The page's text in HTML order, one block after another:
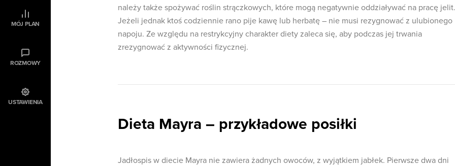
MÓJ PLAN
ROZMOWY
USTAWIENIA
należy także spożywać roślin strączkowych, które mogą negatywnie oddziaływać na pracę jelit.
Jeżeli jednak ktoś codziennie rano pije kawę lub herbatę – nie musi rezygnować z ulubionego
napoju. Ze względu na restrykcyjny charakter diety zaleca się, aby podczas jej trwania
zrezygnować z aktywności fizycznej.
Dieta Mayra – przykładowe posiłki
Jadłospis w diecie Mayra nie zawiera żadnych owoców, z wyjątkiem jabłek. Pierwsze dwa dni